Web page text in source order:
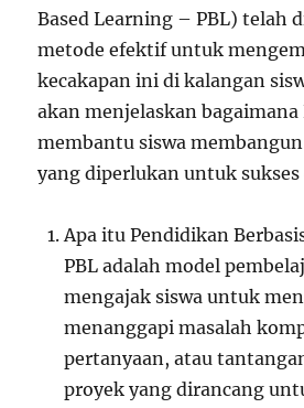
Based Learning – PBL) telah
metode efektif untuk
kecakapan ini di kalangan
akan menjelaskan bagaimana
membantu siswa
yang diperlukan untuk sukses
Apa itu Pendidikan
PBL adalah model
mengajak siswa untuk
menanggapi masalah
pertanyaan, atau
proyek yang dirancang